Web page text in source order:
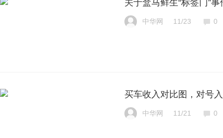
关于盒马鲜生“标签门”
中华网 11/23 0
买车收入对比图，对号
中华网 11/21 0